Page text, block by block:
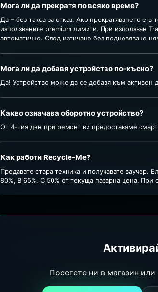
Мога ли да прекратя по всяко време?
Да – без такса за отказ. Ако прекратяването е
използваните premium лимити. При използван
автоматично. След изтичане без подновяване
Мога ли да добавя устройство по-късно?
Да! Устройство може да се добавя към активен
Какво означава оборотно устройство?
От 4-тия ден при ремонт ви предоставяме
Как работи Recycle-Me?
Предавате стара техника и получавате ваучер.
80%, B 65%, C 50% от текуща пазарна цена. При
Посетете ни в магазин